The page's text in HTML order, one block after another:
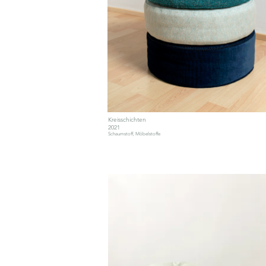
Kreisschichten
2021
Schaumstoff, Möbelstoffe